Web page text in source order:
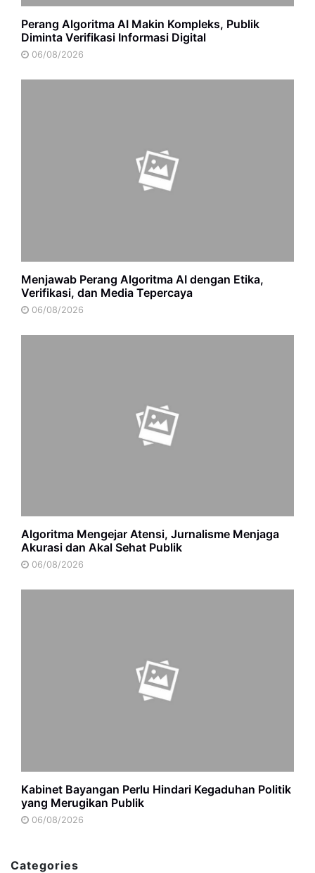
Perang Algoritma AI Makin Kompleks, Publik
Diminta Verifikasi Informasi Digital
06/08/2026
Menjawab Perang Algoritma AI dengan Etika,
Verifikasi, dan Media Tepercaya
06/08/2026
Algoritma Mengejar Atensi, Jurnalisme Menjaga
Akurasi dan Akal Sehat Publik
06/08/2026
Kabinet Bayangan Perlu Hindari Kegaduhan Politik
yang Merugikan Publik
06/08/2026
Categories